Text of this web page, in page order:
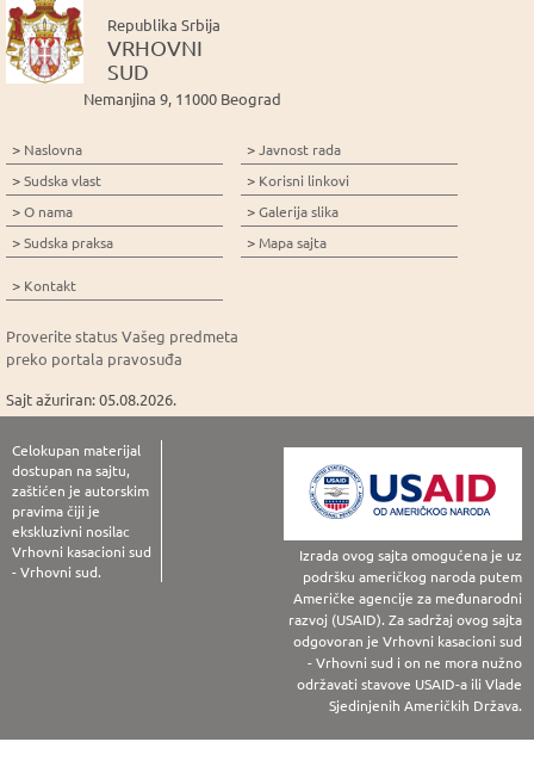
Republika Srbija
VRHOVNI
SUD
Nemanjina 9, 11000 Beograd
> Naslovna
>Sudska vlast
>O nama
>Sudska praksa
>Javnost rada
> Korisni linkovi
>Galerija slika
> Mapa sajta
> Kontakt
Proverite status Vašeg predmeta
preko portala pravosuđa
Sajt ažuriran: 05.08.2026.
Celokupan materijal
dostupan na sajtu,
zaštićen je autorskim
pravima čiji je
ekskluzivni nosilac
Vrhovni kasacioni sud
- Vrhovni sud.
Izrada ovog sajta omogućena je uz
podršku američkog naroda putem
Američke agencije za međunarodni
razvoj (USAID). Za sadržaj ovog sajta
odgovoran je Vrhovni kasacioni sud
- Vrhovni sud i on ne mora nužno
održavati stavove USAID-a ili Vlade
Sjedinjenih Američkih Država.